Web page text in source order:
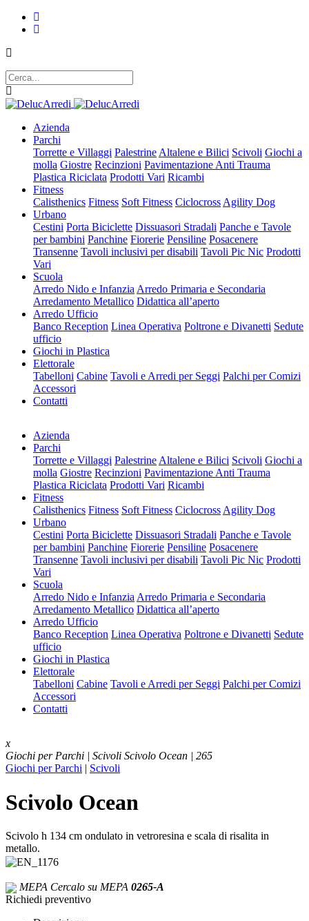
Azienda
Parchi
Torrette e Villaggi Palestrine Altalene e Bilici Scivoli Giochi a
molla Giostre Recinzioni Pavimentazione Anti Trauma
Plastica Riciclata Prodotti Vari Ricambi
Fitness
Calisthenics Fitness Soft Fitness Ciclocross Agility Dog
Urbano
Cestini Porta Biciclette Dissuasori Stradali Panche e Tavole
per bambini Panchine Fiorerie Pensiline Posacenere
Transenne Tavoli inclusivi per disabili Tavoli Pic Nic Prodotti
Vari
Scuola
Arredo Nido e Infanzia Arredo Primaria e Secondaria
Arredamento Metallico Didattica all’aperto
Arredo Ufficio
Banco Reception Linea Operativa Poltrone e Divanetti Sedute
ufficio
Giochi in Plastica
Elettorale
Tabelloni Cabine Tavoli e Arredi per Seggi Palchi per Comizi
Accessori
Contatti
Azienda
Parchi
Torrette e Villaggi Palestrine Altalene e Bilici Scivoli Giochi a
molla Giostre Recinzioni Pavimentazione Anti Trauma
Plastica Riciclata Prodotti Vari Ricambi
Fitness
Calisthenics Fitness Soft Fitness Ciclocross Agility Dog
Urbano
Cestini Porta Biciclette Dissuasori Stradali Panche e Tavole
per bambini Panchine Fiorerie Pensiline Posacenere
Transenne Tavoli inclusivi per disabili Tavoli Pic Nic Prodotti
Vari
Scuola
Arredo Nido e Infanzia Arredo Primaria e Secondaria
Arredamento Metallico Didattica all’aperto
Arredo Ufficio
Banco Reception Linea Operativa Poltrone e Divanetti Sedute
ufficio
Giochi in Plastica
Elettorale
Tabelloni Cabine Tavoli e Arredi per Seggi Palchi per Comizi
Accessori
Contatti
x
Giochi per Parchi | Scivoli Scivolo Ocean | 265
Giochi per Parchi | Scivoli
Scivolo Ocean
Scivolo h 134 cm ondulato in vetroresina e scala di risalita in
metallo.
MEPA Cercalo su MEPA 0265-A
Richiedi preventivo